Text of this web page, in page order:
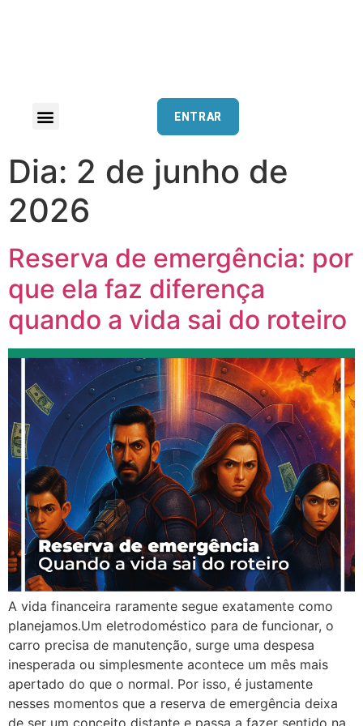
ENTRAR
Dia: 2 de junho de
2026
Reserva de emergência: por
que ela faz diferença
quando a vida sai do roteiro
A vida financeira raramente segue exatamente como
planejamos.Um eletrodoméstico para de funcionar, o
carro precisa de manutenção, surge uma despesa
inesperada ou simplesmente acontece um mês mais
apertado do que o normal. Por isso, é justamente
nesses momentos que a reserva de emergência deixa
de ser um conceito distante e passa a fazer sentido na